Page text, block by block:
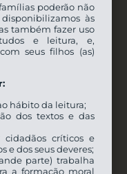
PATINHOS DE
O LIVRO »
poderão não
às
também fazer uso
e leitura, e,
seus filhos (as)
hábito da leitura;
dos textos e das
cidadãos críticos e
e dos seus deveres;
parte) trabalha
a formação moral